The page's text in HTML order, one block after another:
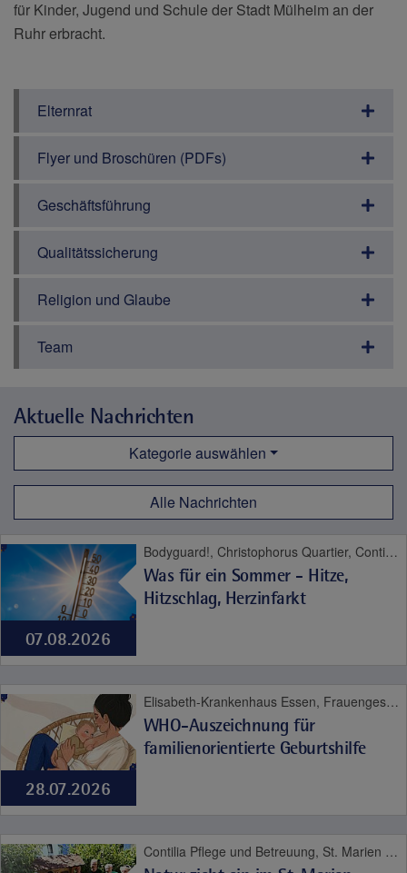
für Kinder, Jugend und Schule der Stadt Mülheim an der
Ruhr erbracht.
Elternrat
Flyer und Broschüren (PDFs)
Geschäftsführung
Qualitätssicherung
Religion und Glaube
Team
Aktuelle Nachrichten
Kategorie auswählen
Alle Nachrichten
07.08.2026
Bodyguard!, Christophorus Quartier, Contilia Herz- und Gefäßzentrum, Contilia Institut für Psychosoziale Medizin, Contilia Klinik Management, Contilia Pflege und Betreuung, Contilia Zentrum für Arbeitsmedizin und Gesundheitsmanagement, Contilia Zentrum für Krankenhaushygiene, CTR Huttrop, Elisabeth-Krankenhaus Essen, Emmaus Quartier, Engelbertus Quartier, Fachklinik Kamillushaus Heidhausen, Franziskushaus, Franziskus Quartier, Geriatrie-Zentrum Haus Berge, Gesundheitspark Altenessen, Haus Berge, Haus Berge Quartier, Hildegardis Quartier, Katholisches Familienzentrum und Kindergarten Auf den Hufen, Kängurus - Ambulante Kinderkrankenpflege, Katholische Kliniken Ruhrhalbinsel, Kita St. Theresia, Laurentius Quartier, Maria Frieden Quartier, Martin Luther Quartier, MVZ Contilia GmbH, Philippusstift, Praxis am Grillo-Theater, Raphaelhaus, SPORTZ - Medizinisches Gerätetraining, Sportz Am Uhlenkrug, St. Andreas Quartier, St. Elisabeth-Krankenhaus Niederwenigern, St. Elisabeth Quartier, St. Josef-Krankenhaus Kupferdreh, St. Josef Quartier, St. Marien-Hospital Mülheim an der Ruhr, St. Marien Quartier, Stationäre Reha Sucht, Theaterpassage, Therapie und Reha Kupferdreh, Wohnanlage St. Anna-Stift
Was für ein Sommer - Hitze,
Hitzschlag, Herzinfarkt
28.07.2026
Elisabeth-Krankenhaus Essen, Frauengesundheit, Geburt, Kinder- und Jugendmedizin
WHO-Auszeichnung für
familienorientierte Geburtshilfe
Contilia Pflege und Betreuung, St. Marien Quartier, Contilia